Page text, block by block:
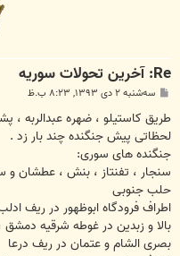
Re: آخرين تحولات سوريه
پ
ت
سه‌شنبه ۲ دی ۱۳۹۳, ۸:۲۳ ب.ظ
ﻃﺮﯾﻖ ﮐﺎﺳﺘﯿﻠﻮ ، ﺿﻬﺮﻩ ﻋﺒﺪﺍﻟﺮﺑﻪ
ﻟﺤﻈﺎﺗﯽ ﭘﯿﺶ ﺟﻨﮕﻨﺪﻩ ﭼﻨﺪ ﺑﺎﺭ ﺯﺩ .
ﺟﻨﮕﻨﺪﻩ ﻫﺎﯼ ﺳﻮﺭﯼ:
ﺳﻨﺠﺎﺭ ، ﺗﻔﻨﺘﺎﺯ ، ﺑﻨﺶ ، ﻋﻄﺸﺎﻥ
ﺣﻠﺐ ﺟﻨﻮﺑﯽ
ﺍﻃﺮﺍﻑ ﻓﺮﻭﺩﮔﺎﻩ ﺍﺑﻮﻇﻬﻮﺭ ﺩﺭ ﺭﯾﻒ
ﺑﺎﻻ ﻭ ﺯﺑﺪﯾﻦ ﺩﺭ ﻏﻮﻃﻪ ﺷﺮﻗﯿﻪ ﺩﻣﺸﻖ ،
ﺑﺼﺮﯼ ﺍﻟﺸﺎﻡ ﻭ ﻋﺘﻤﺎﻥ ﺩﺭ ﺭﯾﻒ ﺩﺭﻋﺎ